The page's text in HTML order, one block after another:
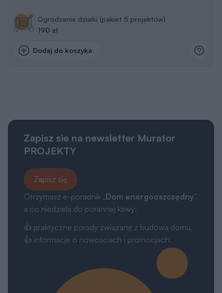
Ogrodzenie działki (pakiet 5 projektów)
190 zł
Dodaj do koszyka
Zapisz sie na newsletter Murator
PROJEKTY
Zapisz się
Otrzymasz e-poradnik „Dom energooszczędny”,
a co niedziela do porannej kawy:
👍 praktyczne porady związane z budową domu,
👍 informacje o nowościach i promocjach.